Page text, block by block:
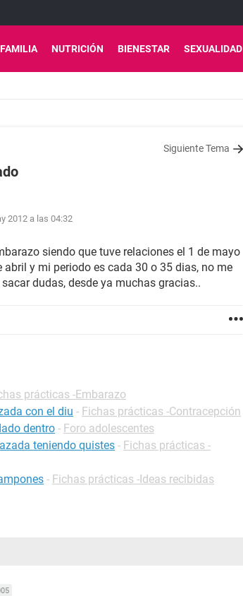
FAMILIA NUTRICIÓN BIENESTAR SEXUALIDAD
Siguiente Tema
2012 a las 04:32
siendo que tuve relaciones el 1 de mayo
y mi periodo es cada 30 o 35 dias, no me
dudas, desde ya muchas gracias..
prácticas -Embarazo
con el diu - Fichas prácticas -Contracepción
dentro - Foro adolescentes
teniendo quistes - Fichas prácticas -
- Fichas prácticas -Ideas recibidas